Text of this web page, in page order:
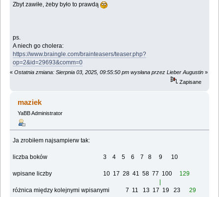
Zbyt zawiłe, żeby było to prawdą
ps.
A niech go cholera:
https://www.braingle.com/brainteasers/teaser.php?
op=2&id=29693&comm=0
« Ostatnia zmiana: Sierpnia 03, 2025, 09:55:50 pm wysłana przez Lieber Augustin »
Zapisane
maziek
YaBB Administrator
Ja zrobiłem najsampierw tak:
liczba boków 3 4 5 6 7 8 9 10
wpisane liczby 10 17 28 41 58 77 100 129
różnica między kolejnymi wpisanymi 7 11 13 17 19 2329